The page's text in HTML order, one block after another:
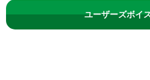
ユーザーズボイ